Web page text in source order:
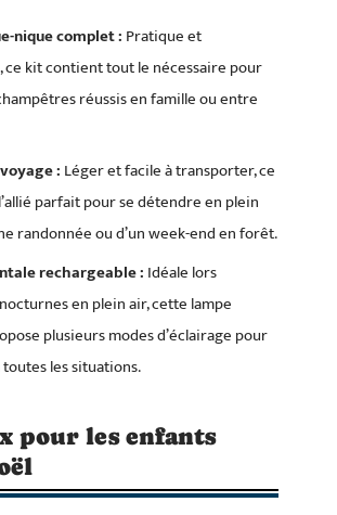
nique complet :Pratique et
ce kit contient tout le nécessaire pour
réussis en famille ou entre
: Léger et facile à transporter, ce
parfait pour se détendre en plein
randonnée ou d’un week-end en forêt.
rechargeable :Idéale lors
en plein air, cette lampe
plusieurs modes d’éclairage pour
toutes les situations.
pour les enfants